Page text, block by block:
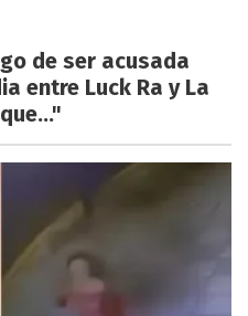
de ser acusada
entre Luck Ra y La